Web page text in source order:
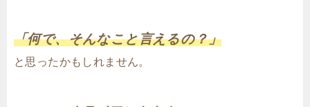
「何で、そんなこと言えるの？」
と思ったかもしれません。